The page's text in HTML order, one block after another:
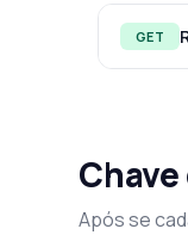
GET
Após se